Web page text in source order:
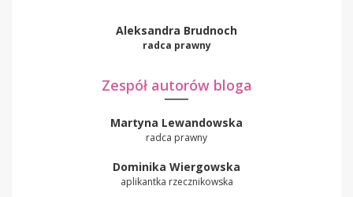
Aleksandra Brudnoch
radca prawny
Zespół autorów bloga
Martyna Lewandowska
radca prawny
Dominika Wiergowska
aplikantka rzecznikowska